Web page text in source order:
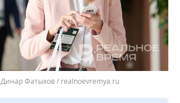
Динар Фатыхов / realnoevremya.ru